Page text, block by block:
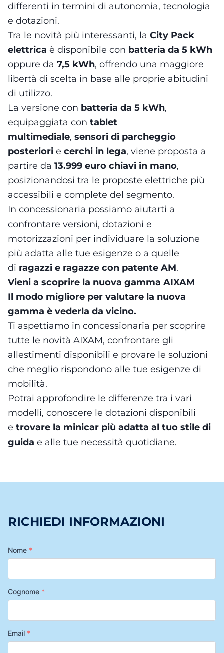
differenti in termini di autonomia, tecnologia
e dotazioni.
Tra le novità più interessanti, la City Pack
elettrica è disponibile con batteria da 5 kWh
oppure da 7,5 kWh, offrendo una maggiore
libertà di scelta in base alle proprie abitudini
di utilizzo.
La versione con batteria da 5 kWh,
equipaggiata con tablet
multimediale, sensori di parcheggio
posteriori e cerchi in lega, viene proposta a
partire da 13.999 euro chiavi in mano,
posizionandosi tra le proposte elettriche più
accessibili e complete del segmento.
In concessionaria possiamo aiutarti a
confrontare versioni, dotazioni e
motorizzazioni per individuare la soluzione
più adatta alle tue esigenze o a quelle
di ragazzi e ragazze con patente AM.
Vieni a scoprire la nuova gamma AIXAM
Il modo migliore per valutare la nuova
gamma è vederla da vicino.
Ti aspettiamo in concessionaria per scoprire
tutte le novità AIXAM, confrontare gli
allestimenti disponibili e provare le soluzioni
che meglio rispondono alle tue esigenze di
mobilità.
Potrai approfondire le differenze tra i vari
modelli, conoscere le dotazioni disponibili
e trovare la minicar più adatta al tuo stile di
guida e alle tue necessità quotidiane.
RICHIEDI INFORMAZIONI
Nome *
Cognome *
Email *